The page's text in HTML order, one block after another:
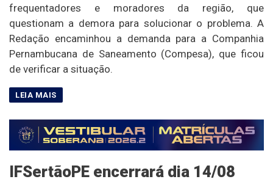
frequentadores e moradores da região, que
questionam a demora para solucionar o problema. A
Redação encaminhou a demanda para a Companhia
Pernambucana de Saneamento (Compesa), que ficou
de verificar a situação.
IFSertãoPE encerrará dia 14/08